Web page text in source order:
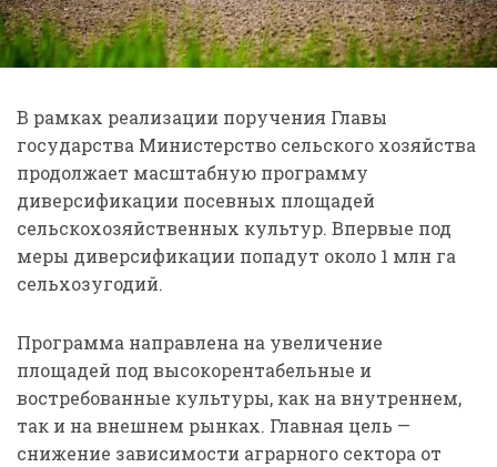
В рамках реализации поручения Главы
государства Министерство сельского хозяйства
продолжает масштабную программу
диверсификации посевных площадей
сельскохозяйственных культур. Впервые под
меры диверсификации попадут около 1 млн га
сельхозугодий.
Программа направлена на увеличение
площадей под высокорентабельные и
востребованные культуры, как на внутреннем,
так и на внешнем рынках. Главная цель —
снижение зависимости аграрного сектора от